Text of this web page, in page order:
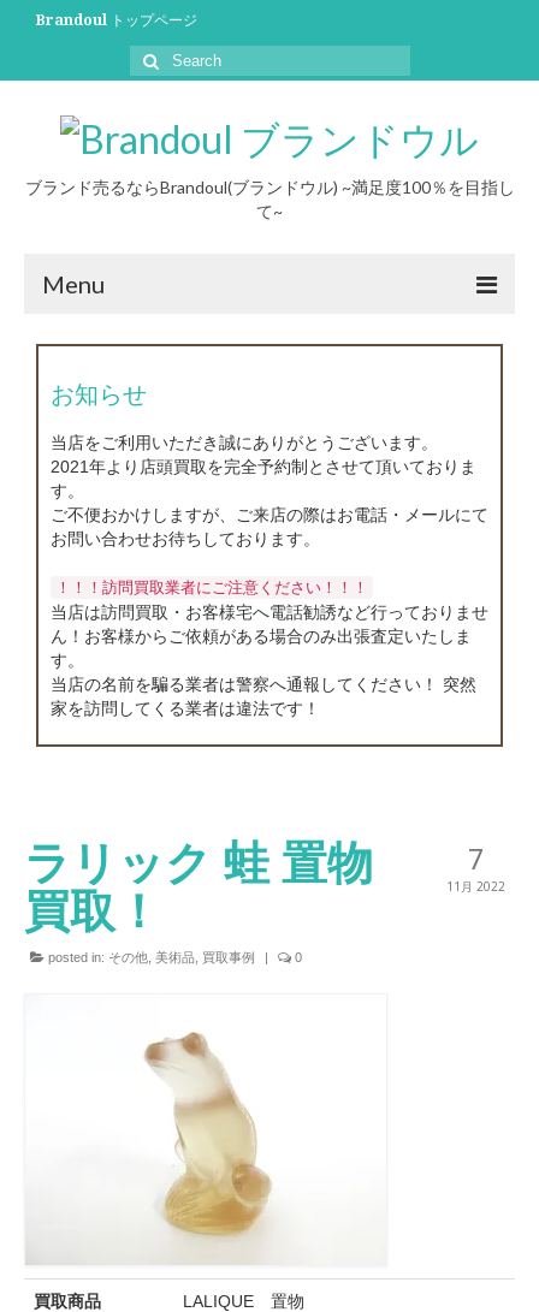
Brandoul トップページ
ブランド売るならBrandoul(ブランドウル) ~満足度100％を目指し
て~
Menu
初めての方へ
買取について
買取事例
ブログ
店舗情報
お問い合わせ
お知らせ
当店をご利用いただき誠にありがとうございます。
2021年より店頭買取を完全予約制とさせて頂いておりま
す。
ご不便おかけしますが、ご来店の際はお電話・メールにて
お問い合わせお待ちしております。
！！！訪問買取業者にご注意ください！！！
当店は訪問買取・お客様宅へ電話勧誘など行っておりませ
ん！お客様からご依頼がある場合のみ出張査定いたしま
す。
当店の名前を騙る業者は警察へ通報してください！ 突然
家を訪問してくる業者は違法です！
7
11月 2022
ラリック 蛙 置物
買取！
posted in: その他 美術品 買取事例 | 0
買取商品 LALIQUE 置物